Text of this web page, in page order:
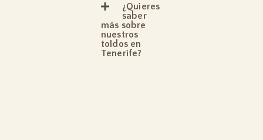
¿Quieres
saber
más sobre
nuestros
toldos en
Tenerife?